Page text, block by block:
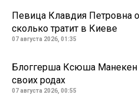
Певица Клавдия Петровна
сколько тратит в Киеве
07 августа 2026, 01:35
Блоггерша Ксюша Манекен
своих родах
07 августа 2026, 00:55